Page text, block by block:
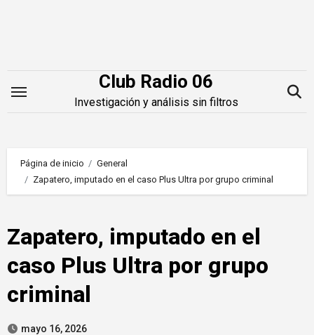
Club Radio 06
Investigación y análisis sin filtros
Página de inicio
General
Zapatero, imputado en el caso Plus Ultra por grupo criminal
Zapatero, imputado en el
caso Plus Ultra por grupo
criminal
mayo 16, 2026